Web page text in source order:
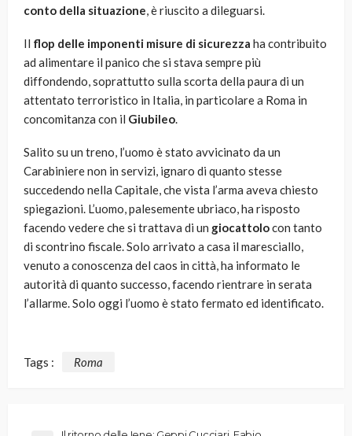
conto della situazione, è riuscito a dileguarsi.
Il flop delle imponenti misure di sicurezza ha contribuito
ad alimentare il panico che si stava sempre più
diffondendo, soprattutto sulla scorta della paura di un
attentato terroristico in Italia, in particolare a Roma in
concomitanza con il Giubileo.
Salito su un treno, l’uomo è stato avvicinato da un
Carabiniere non in servizi, ignaro di quanto stesse
succedendo nella Capitale, che vista l’arma aveva chiesto
spiegazioni. L’uomo, palesemente ubriaco, ha risposto
facendo vedere che si trattava di un giocattolocon tanto
di scontrino fiscale. Solo arrivato a casa il maresciallo,
venuto a conoscenza del caos in città, ha informato le
autorità di quanto successo, facendo rientrare in serata
l’allarme. Solo oggi l’uomo è stato fermato ed identificato.
Tags : Roma